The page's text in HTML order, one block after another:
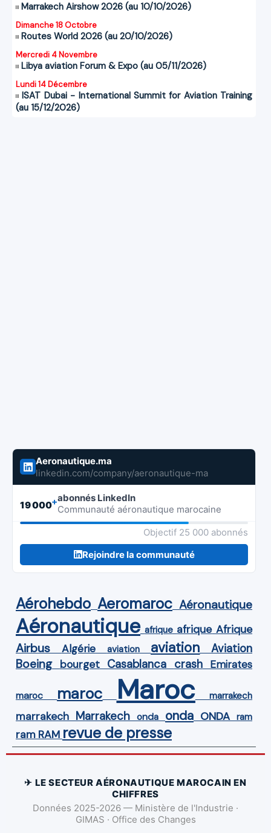
Marrakech Airshow 2026 (au 10/10/2026)
Dimanche 18 Octobre
Routes World 2026 (au 20/10/2026)
Mercredi 4 Novembre
Libya aviation Forum & Expo (au 05/11/2026)
Lundi 14 Décembre
ISAT Dubai - International Summit for Aviation Training
(au 15/12/2026)
Aeronautique.ma
linkedin.com/company/aeronautique-ma
19 000+abonnés LinkedIn
Communauté aéronautique marocaine
Objectif 25 000 abonnés
Rejoindre la communauté
Aérohebdo Aeromaroc Aéronautique
Aéronautique afrique afrique Afrique
Airbus Algérie aviation aviation Aviation
Boeing bourget Casablanca crash Emirates
maroc maroc Maroc marrakech
marrakech Marrakech onda onda ONDA ram
ram RAM revue de presse
✈ LE SECTEUR AÉRONAUTIQUE MAROCAIN EN
CHIFFRES
Données 2025-2026 — Ministère de l'Industrie ·
GIMAS · Office des Changes